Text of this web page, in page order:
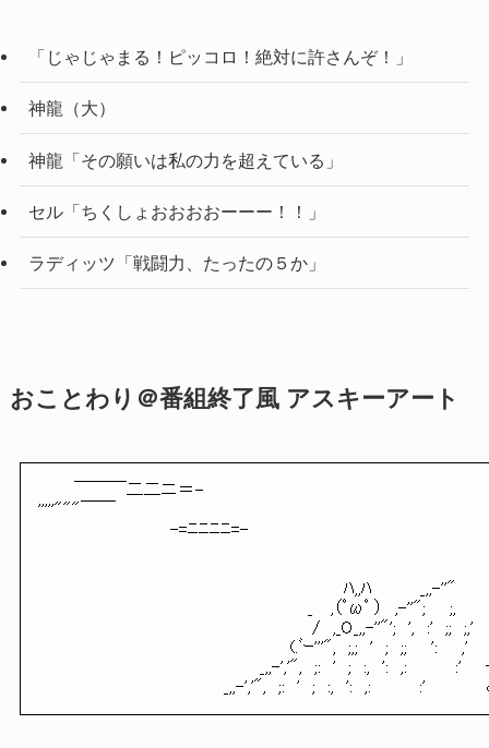
「じゃじゃまる！ピッコロ！絶対に許さんぞ！」
神龍（大）
神龍「その願いは私の力を超えている」
セル「ちくしょおおおおーーー！！」
ラディッツ「戦闘力、たったの５か」
おことわり＠番組終了風 アスキーアート
￣￣￣二二ニ＝-
'''''"""￣￣
-=ﾆﾆﾆﾆ=-
ﾊ,,ﾊ _,,-''"
_ ,（ﾟωﾟ ） ,-''"; ;,
/ ,_O_,,-''"'; ', :' ;; ;,'
(.ﾞｰ'''", ;,; ' ; ;; ': ,'
_,,-','", ;: ' ; :, ': ,: :' ┼ヽ .
_,,-','", ;: ' ; :, ': ,: :' ｄ⌒) ､＿